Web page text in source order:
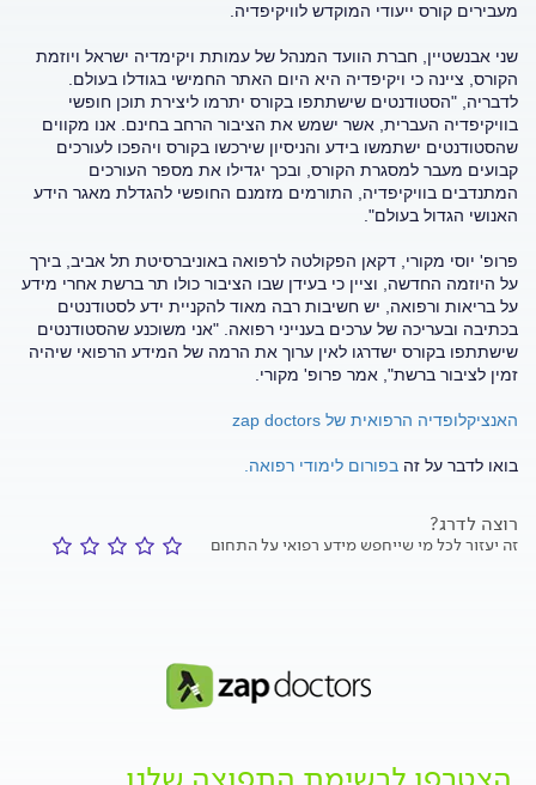
מעבירים קורס ייעודי המוקדש לוויקיפדיה.
שני אבנשטיין, חברת הוועד המנהל של עמותת ויקימדיה ישראל ויוזמת
הקורס, ציינה כי ויקיפדיה היא היום האתר החמישי בגודלו בעולם.
לדבריה, "הסטודנטים שישתתפו בקורס יתרמו ליצירת תוכן חופשי
בוויקיפדיה העברית, אשר ישמש את הציבור הרחב בחינם. אנו מקווים
שהסטודנטים ישתמשו בידע והניסיון שירכשו בקורס ויהפכו לעורכים
קבועים מעבר למסגרת הקורס, ובכך יגדילו את מספר העורכים
המתנדבים בוויקיפדיה, התורמים מזמנם החופשי להגדלת מאגר הידע
האנושי הגדול בעולם".
פרופ' יוסי מקורי, דקאן הפקולטה לרפואה באוניברסיטת תל אביב, בירך
על היוזמה החדשה, וציין כי בעידן שבו הציבור כולו תר ברשת אחרי מידע
על בריאות ורפואה, יש חשיבות רבה מאוד להקניית ידע לסטודנטים
בכתיבה ובעריכה של ערכים בענייני רפואה. "אני משוכנע שהסטודנטים
שישתתפו בקורס ישדרגו לאין ערוך את הרמה של המידע הרפואי שיהיה
זמין לציבור ברשת", אמר פרופ' מקורי.
האנציקלופדיה הרפואית של zap doctors
בואו לדבר על זה בפורום לימודי רפואה.
רוצה לדרג?
זה יעזור לכל מי שייחפש מידע רפואי על התחום